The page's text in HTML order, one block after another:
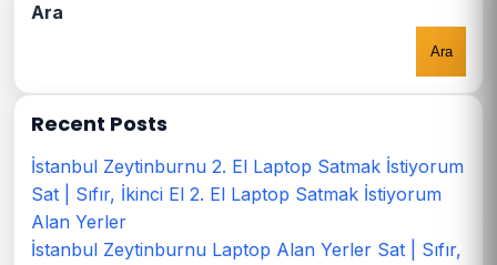
Ara
Ara
Recent Posts
İstanbul Zeytinburnu 2. El Laptop Satmak İstiyorum
Sat | Sıfır, İkinci El 2. El Laptop Satmak İstiyorum
Alan Yerler
İstanbul Zeytinburnu Laptop Alan Yerler Sat | Sıfır,